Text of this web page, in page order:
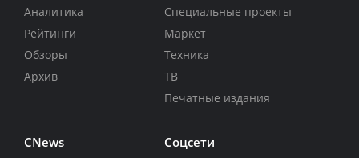
Аналитика
Рейтинги
Обзоры
Архив
Специальные проекты
Маркет
Техника
ТВ
Печатные издания
CNews Соцсети